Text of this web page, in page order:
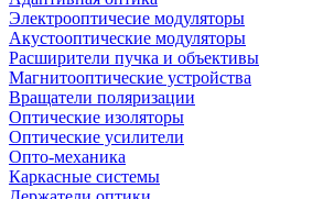
Электрооптичесие модуляторы
Акустооптические модуляторы
Расширители пучка и объективы
Магнитооптические устройства
Вращатели поляризации
Оптические изоляторы
Оптические усилители
Опто-механика
Каркасные системы